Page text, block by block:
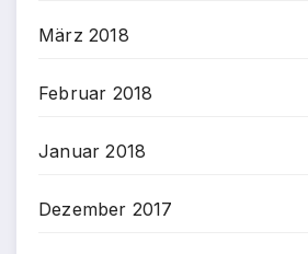
März 2018
Februar 2018
Januar 2018
Dezember 2017